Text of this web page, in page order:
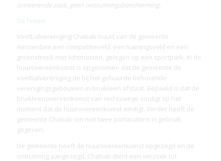
onroerende zaak, geen ontruimingsbescherming.
De feiten
Voetbalvereniging Chabab huurt van de gemeente
Amsterdam een competitieveld, een trainingsveld en een
groenstrook met lichtmasten, gelegen op een sportpark. In de
huurovereenkomst is opgenomen dat de gemeente de
voetbalvereniging de bij het gehuurde behorende
verenigingsgebouwen in bruikleen afstaat. Bepaald is dat de
bruikleenovereenkomst van rechtswege eindigt op het
moment dat de huurovereenkomst eindigt. Verder heeft de
gemeente Chabab om niet twee portacabins in gebruik
gegeven.
De gemeente heeft de huurovereenkomst opgezegd en de
ontruiming aangezegd. Chabab dient een verzoek tot